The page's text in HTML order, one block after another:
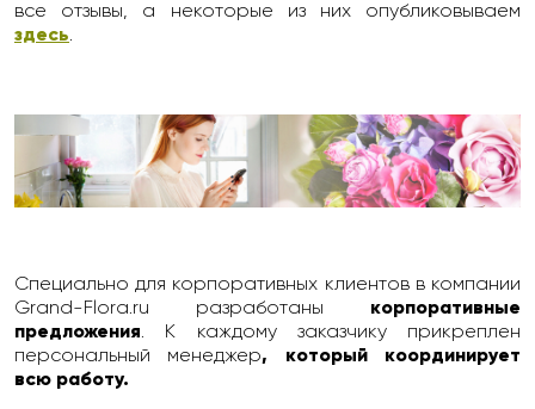
все отзывы, а некоторые из них опубликовываем
здесь.
Специально для корпоративных клиентов в компании
Grand-Flora.ru разработаны корпоративные
предложения. К каждому заказчику прикреплен
персональный менеджер, который координирует
всю работу.